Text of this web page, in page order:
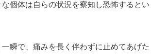
個体は自らの状況を察知し恐怖するとい
瞬で、痛みを長く伴わずに止めてあげた